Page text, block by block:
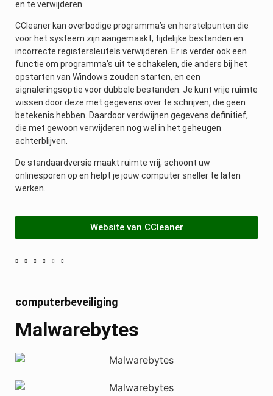
en te verwijderen.
CCleaner kan overbodige programma’s en herstelpunten die
voor het systeem zijn aangemaakt, tijdelijke bestanden en
incorrecte registersleutels verwijderen. Er is verder ook een
functie om programma’s uit te schakelen, die anders bij het
opstarten van Windows zouden starten, en een
signaleringsoptie voor dubbele bestanden. Je kunt vrije ruimte
wissen door deze met gegevens over te schrijven, die geen
betekenis hebben. Daardoor verdwijnen gegevens definitief,
die met gewoon verwijderen nog wel in het geheugen
achterblijven.
De standaardversie maakt ruimte vrij, schoont uw
onlinesporen op en helpt je jouw computer sneller te laten
werken.
Website van CCleaner
computerbeveiliging
Malwarebytes